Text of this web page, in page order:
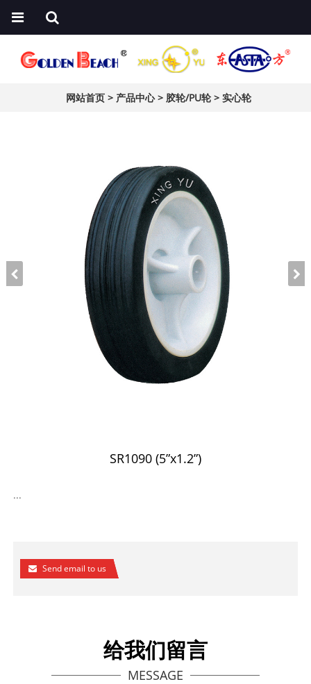
网站首页 > 产品中心> 胶轮/PU轮>实心轮
SR1090 (5”x1.2”)
...
Send email to us
给我们留言
MESSAGE